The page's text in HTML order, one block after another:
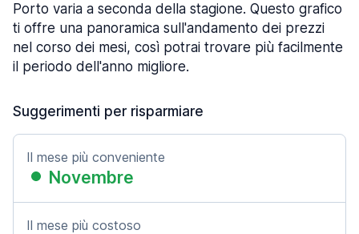
Porto varia a seconda della stagione. Questo grafico
ti offre una panoramica sull'andamento dei prezzi
nel corso dei mesi, così potrai trovare più facilmente
il periodo dell'anno migliore.
Suggerimenti per risparmiare
Il mese più conveniente
Novembre
Il mese più costoso